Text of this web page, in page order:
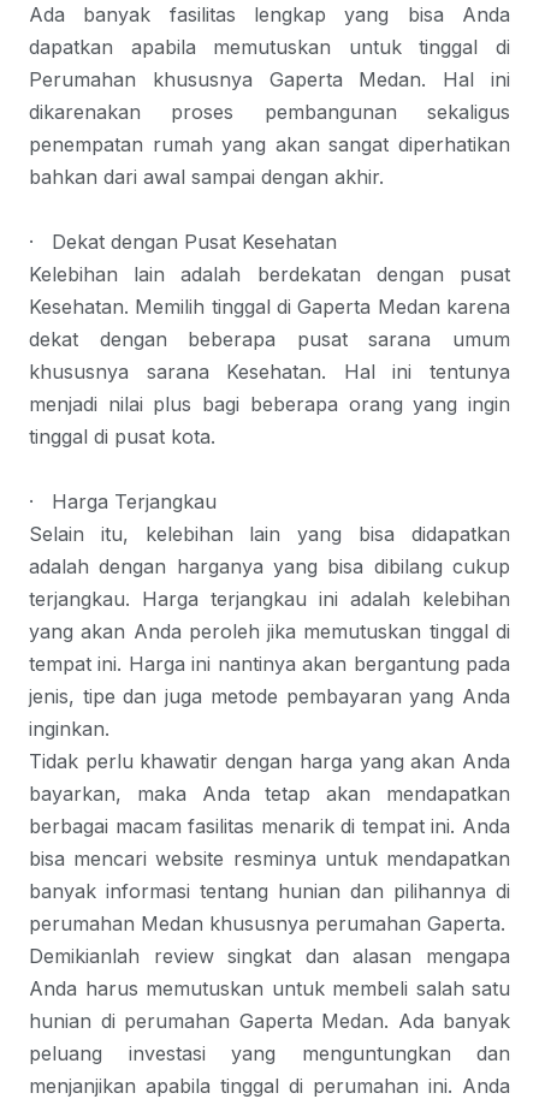
Ada banyak fasilitas lengkap yang bisa Anda
dapatkan apabila memutuskan untuk tinggal di
Perumahan khususnya Gaperta Medan. Hal ini
dikarenakan proses pembangunan sekaligus
penempatan rumah yang akan sangat diperhatikan
bahkan dari awal sampai dengan akhir.
·
Dekat dengan Pusat Kesehatan
Kelebihan lain adalah berdekatan dengan pusat
Kesehatan. Memilih tinggal di Gaperta Medan karena
dekat dengan beberapa pusat sarana umum
khususnya sarana Kesehatan. Hal ini tentunya
menjadi nilai plus bagi beberapa orang yang ingin
tinggal di pusat kota.
·
Harga Terjangkau
Selain itu, kelebihan lain yang bisa didapatkan
adalah dengan harganya yang bisa dibilang cukup
terjangkau. Harga terjangkau ini adalah kelebihan
yang akan Anda peroleh jika memutuskan tinggal di
tempat ini. Harga ini nantinya akan bergantung pada
jenis, tipe dan juga metode pembayaran yang Anda
inginkan.
Tidak perlu khawatir dengan harga yang akan Anda
bayarkan, maka Anda tetap akan mendapatkan
berbagai macam fasilitas menarik di tempat ini. Anda
bisa mencari website resminya untuk mendapatkan
banyak informasi tentang hunian dan pilihannya di
perumahan Medan khususnya perumahan Gaperta.
Demikianlah review singkat dan alasan mengapa
Anda harus memutuskan untuk membeli salah satu
hunian di perumahan Gaperta Medan. Ada banyak
peluang investasi yang menguntungkan dan
menjanjikan apabila tinggal di perumahan ini. Anda